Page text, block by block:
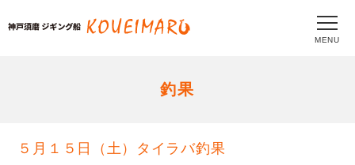
MENU
釣果
５月１５日（土）タイラバ釣果